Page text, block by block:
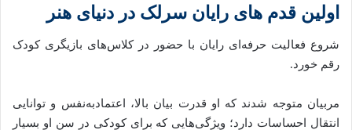
اولین قدم‌ های رایان سرلک در دنیای هنر
شروع فعالیت حرفه‌ای رایان با حضور در کلاس‌های بازیگری کودک
رقم خورد.
مربیان متوجه شدند که او قدرت بیان بالا، اعتمادبه‌نفس و توانایی
انتقال احساسات دارد؛ ویژگی‌هایی که برای کودکی در سن او بسیار